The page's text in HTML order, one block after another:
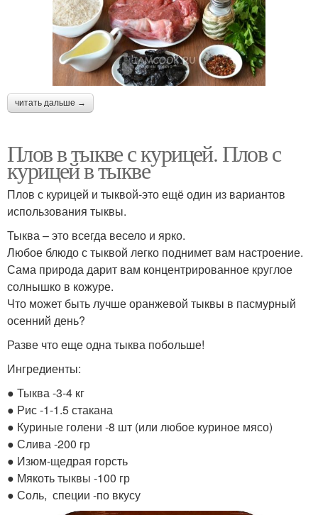
читать дальше →
Плов в тыкве с курицей. Плов с
курицей в тыкве
Плов с курицей и тыквой-это ещё один из вариантов
использования тыквы.
Тыква – это всегда весело и ярко.
Любое блюдо с тыквой легко поднимет вам настроение.
Сама природа дарит вам концентрированное круглое
солнышко в кожуре.
Что может быть лучше оранжевой тыквы в пасмурный
осенний день?
Разве что еще одна тыква побольше!
Ингредиенты:
● Тыква -3-4 кг
● Рис -1-1.5 стакана
● Куриные голени -8 шт (или любое куриное мясо)
● Слива -200 гр
● Изюм-щедрая горсть
● Мякоть тыквы -100 гр
● Соль, специи -по вкусу